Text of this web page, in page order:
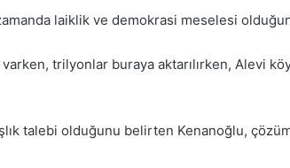
laiklik ve demokrasi meselesi
trilyonlar buraya aktarılırken, Alevi
talebi olduğunu belirten Kenanoğlu,